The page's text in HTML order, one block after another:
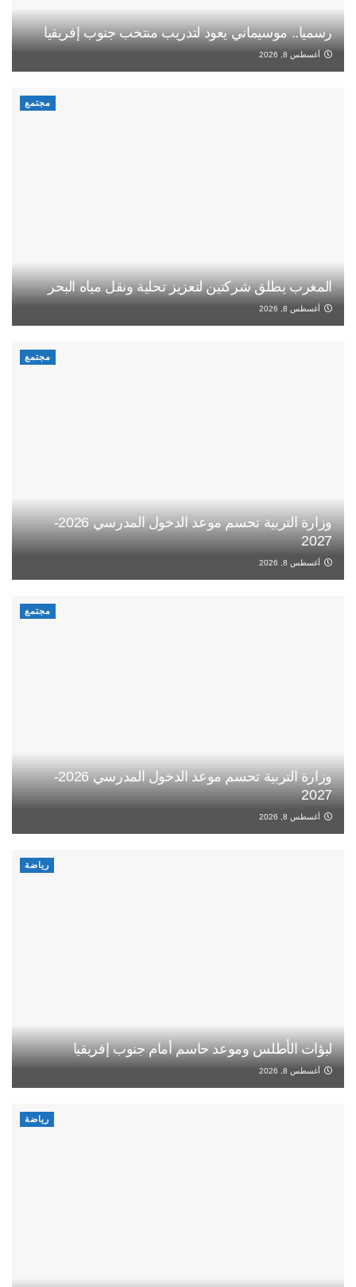
رسميا.. موسيماني يعود لتدريب منتخب جنوب إفريقيا
أغسطس 8, 2026
مجتمع
المغرب يطلق شركتين لتعزيز تحلية ونقل مياه البحر
أغسطس 8, 2026
مجتمع
وزارة التربية تحسم موعد الدخول المدرسي 2026-
2027
أغسطس 8, 2026
مجتمع
وزارة التربية تحسم موعد الدخول المدرسي 2026-
2027
أغسطس 8, 2026
رياضة
لبؤات الأطلس وموعد حاسم أمام جنوب إفريقيا
أغسطس 8, 2026
رياضة